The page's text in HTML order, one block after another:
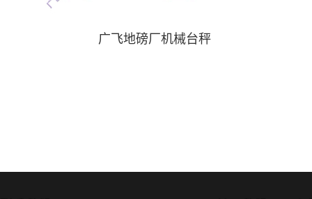
广飞地磅厂机械台秤